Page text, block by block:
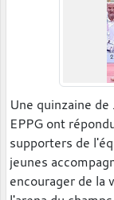
Une quinzaine
EPPG ont
supporters de
jeunes
encourager de la